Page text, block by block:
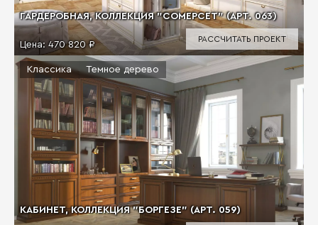
ГАРДЕРОБНАЯ, КОЛЛЕКЦИЯ "СОМЕРСЕТ" (АРТ. 063)
Цена:470 820 ₽
РАССЧИТАТЬ ПРОЕКТ
КАБИНЕТ, КОЛЛЕКЦИЯ "БОРГЕЗЕ" (АРТ. 059)
Классика Темное дерево